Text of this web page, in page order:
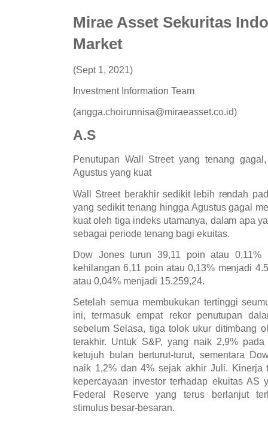
Mirae Asset Sekuritas
Market
(Sept 1, 2021)
Investment Information Team
(angga.choirunnisa@miraeasset.co.id)
A.S
Penutupan Wall Street yang tenang
Agustus yang kuat
Wall Street berakhir sedikit lebih rendah
yang sedikit tenang hingga Agustus gagal
kuat oleh tiga indeks utamanya, dalam apa
sebagai periode tenang bagi ekuitas.
Dow Jones turun 39,11 poin atau 0,11%
kehilangan 6,11 poin atau 0,13% menjadi
atau 0,04% menjadi 15.259,24.
Setelah semua membukukan tertinggi
ini, termasuk empat rekor penutupan
sebelum Selasa, tiga tolok ukur ditimbang
terakhir. Untuk S&P, yang naik 2,9%
ketujuh bulan berturut-turut, sementara
naik 1,2% dan 4% sejak akhir Juli. Kinerja
kepercayaan investor terhadap ekuitas AS
Federal Reserve yang terus berlanjut
stimulus besar-besaran.